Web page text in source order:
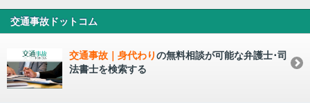
交通事故ドットコム
交通事故｜身代わりの無料相談が可能な弁護士･司
法書士を検索する